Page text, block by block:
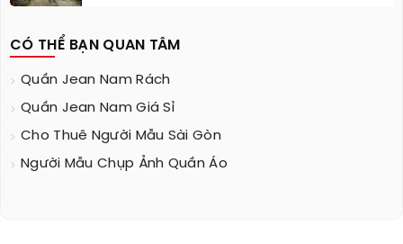
CÓ THỂ BẠN QUAN TÂM
Quần Jean Nam Rách
Quần Jean Nam Giá Sỉ
Cho Thuê Người Mẫu Sài Gòn
Người Mẫu Chụp Ảnh Quần Áo